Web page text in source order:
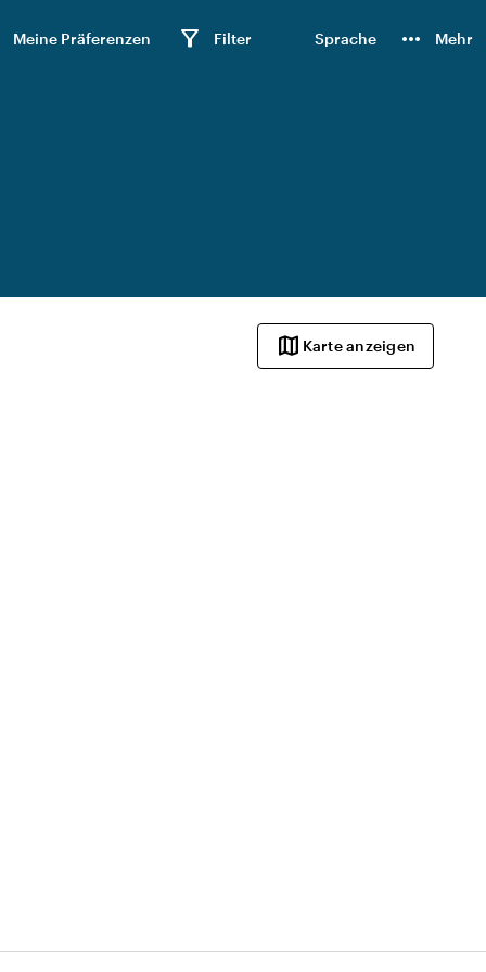
Meine Präferenzen Filter
filter_alt Sprache Mehr
more_horiz
map Karte anzeigen
Bewertung von 9,2 von 10
Bewertungen: 13